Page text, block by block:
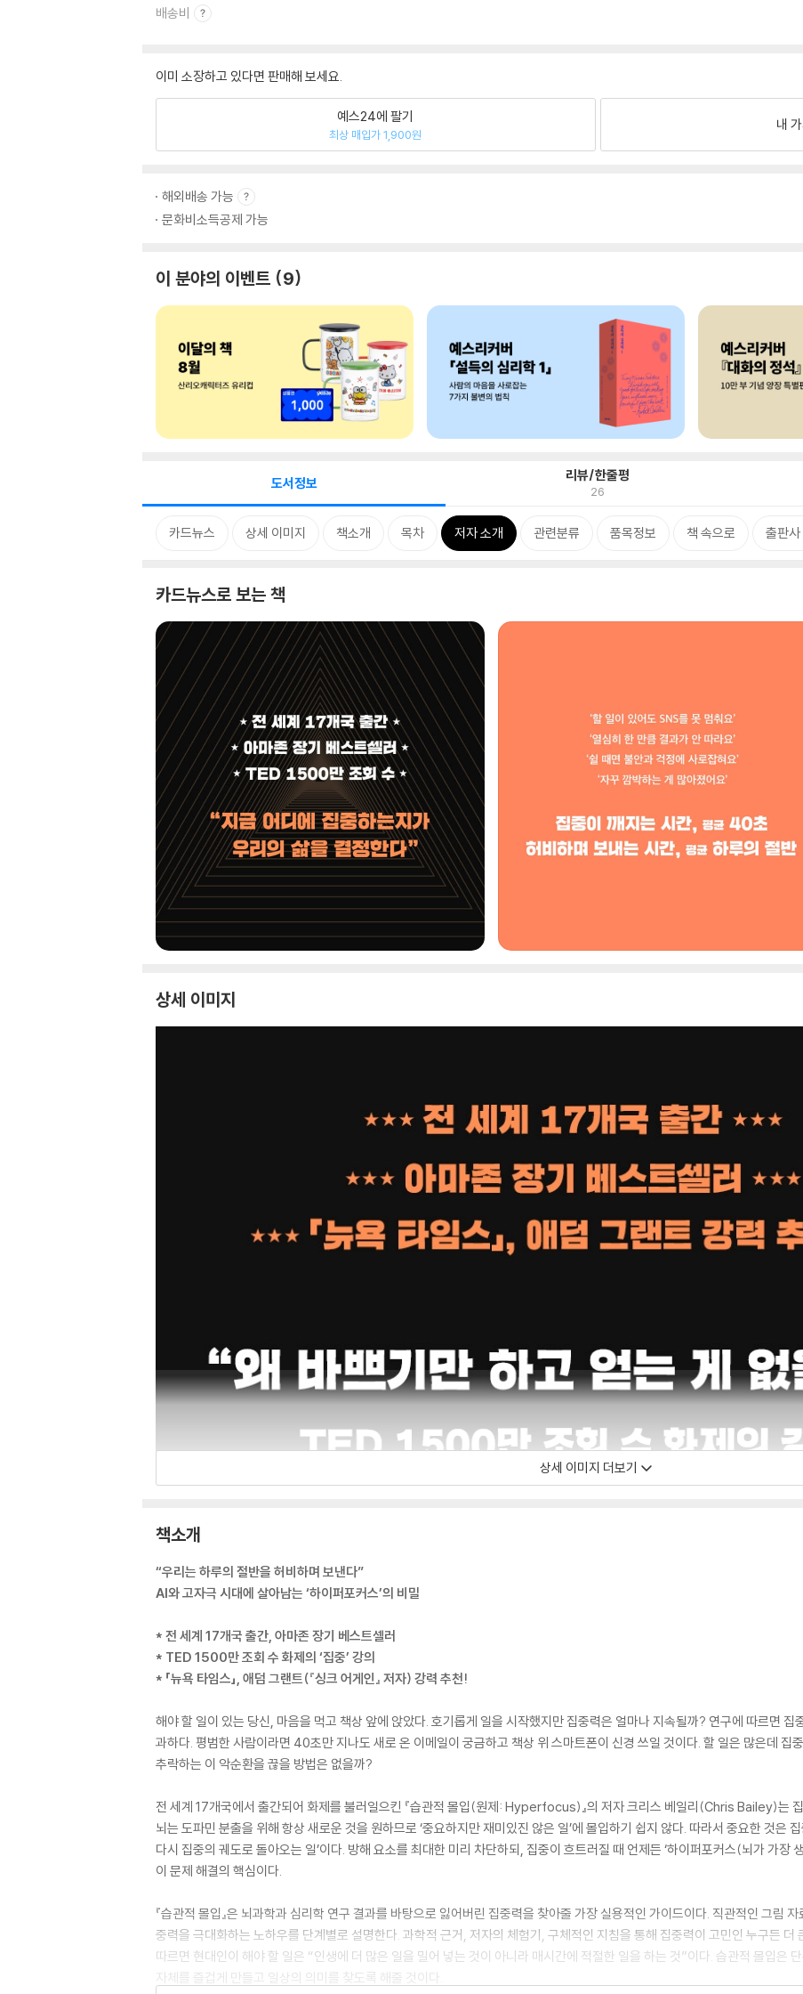
배송비
이미 소장하고 있다면 판매해 보세요.
예스24에 팔기
최상 매입가 1,900원
내
해외배송 가능
문화비소득공제 가능
이 분야의 이벤트 9
도서정보 리뷰/한줄평
26
카드뉴스 상세 이미지 책소개 목차 저자 소개 관련분류 품목정보 책 속으로 출판사
카드뉴스로 보는 책
상세 이미지
상세 이미지 더보기
책소개
“우리는 하루의 절반을 허비하며 보낸다”
AI와 고자극 시대에 살아남는 ‘하이퍼포커스’의 비밀
* 전 세계 17개국 출간, 아마존 장기 베스트셀러
* TED 1500만 조회 수 화제의 ‘집중’ 강의
* 「뉴욕 타임스」, 애덤 그랜트(『싱크 어게인』 저자) 강력 추천!
해야 할 일이 있는 당신, 마음을 먹고 책상 앞에 앉았다. 호기롭게 일을 시작했지만 집중력은 얼마나 지속될까? 연구에 따르면 집
과하다. 평범한 사람이라면 40초만 지나도 새로 온 이메일이 궁금하고 책상 위 스마트폰이 신경 쓰일 것이다. 할 일은 많은데 집
추락하는 이 악순환을 끊을 방법은 없을까?
전 세계 17개국에서 출간되어 화제를 불러일으킨 『습관적 몰입(원제: Hyperfocus)』의 저자 크리스 베일리(Chris Bailey)는 집
뇌는 도파민 분출을 위해 항상 새로운 것을 원하므로 ‘중요하지만 재미있진 않은 일’에 몰입하기 쉽지 않다. 따라서 중요한 것은
다시 집중의 궤도로 돌아오는 일’이다. 방해 요소를 최대한 미리 차단하되, 집중이 흐트러질 때 언제든 ‘하이퍼포커스(뇌가 가장
이 문제 해결의 핵심이다.
『습관적 몰입』은 뇌과학과 심리학 연구 결과를 바탕으로 잃어버린 집중력을 찾아줄 가장 실용적인 가이드이다. 직관적인 그림
중력을 극대화하는 노하우를 단계별로 설명한다. 과학적 근거, 저자의 체험기, 구체적인 지침을 통해 집중력이 고민인 누구든 더
따르면 현대인이 해야 할 일은 “인생에 더 많은 일을 밀어 넣는 것이 아니라 매시간에 적절한 일을 하는 것”이다. 습관적 몰입은
자체를 즐겁게 만들고 일상의 의미를 찾도록 해줄 것이다.